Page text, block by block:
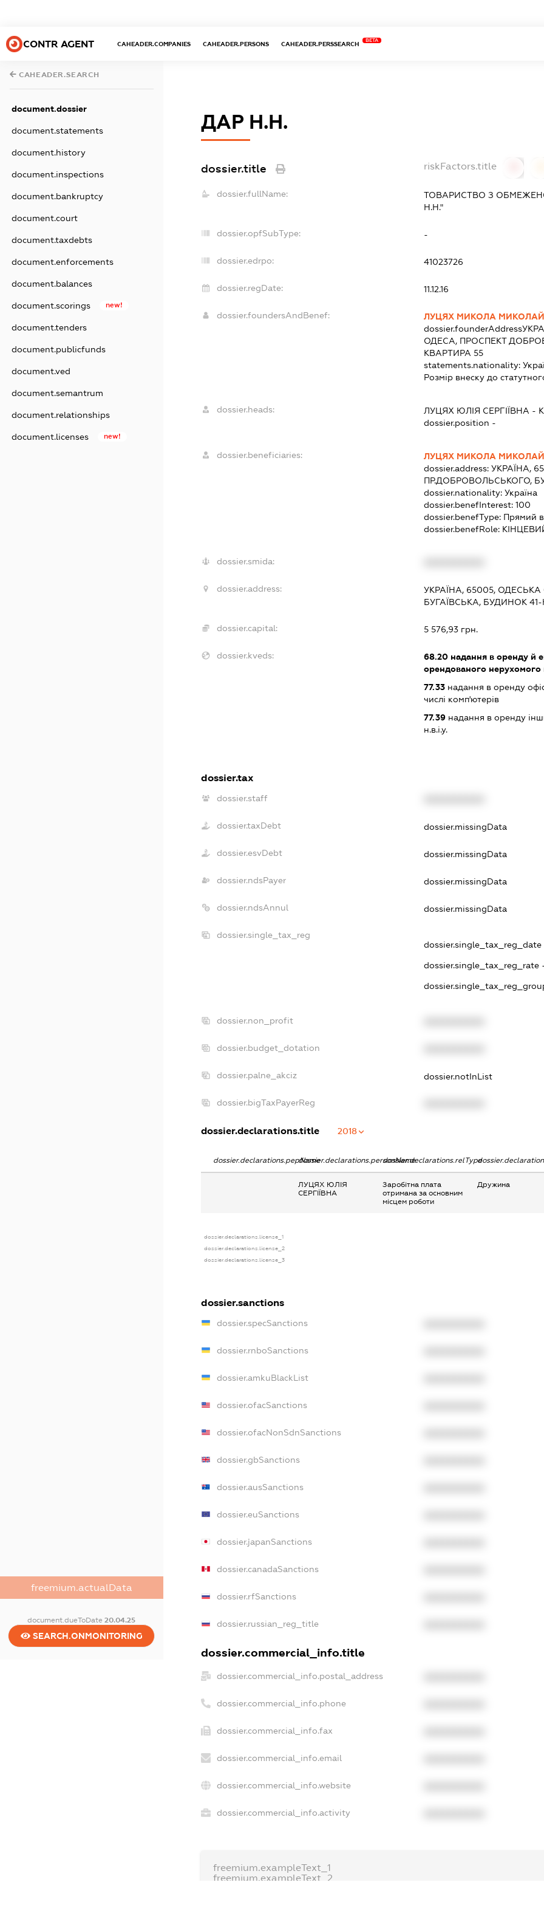
CONTR AGENT CAHEADER.COMPANIES CAHEADER.PERSONS CAHEADER.PERSSEARCH
BETA
CAHEADER.SEARCH
document.dossier
document.statements
document.history
document.inspections
document.bankruptcy
document.court
document.taxdebts
document.enforcements
document.balances
document.scorings new!
document.tenders
document.publicfunds
document.ved
document.semantrum
document.relationships
document.licenses new!
freemium.actualData
document.dueToDate20.04.25
SEARCH.ONMONITORING
ДАР Н.Н.
dossier.title riskFactors.title
dossier.fullName:
ТОВАРИСТВО З
Н.Н."
dossier.opfSubType: -
dossier.edrpo: 41023726
dossier.regDate: 11.12.16
dossier.foundersAndBenef:
ЛУЦЯХ МИКОЛА
dossier.founderAddress
ОДЕСА, ПРОСПЕКТ
КВАРТИРА 55
statements.nationality:
Розмір внеску до
dossier.heads: ЛУЦЯХ ЮЛІЯ СЕРГІЇВНА -
dossier.position -
dossier.beneficiaries:
ЛУЦЯХ МИКОЛА
dossier.address:УКРАЇНА,
ПР.ДОБРОВОЛЬСЬКОГО,
dossier.nationality:Україна
dossier.benefInterest:100
dossier.benefType: Прямий
dossier.benefRole:
dossier.smida:
dossier.address:
УКРАЇНА, 65005,
БУГАЇВСЬКА, БУДИНОК
dossier.capital: 5 576,93 грн.
dossier.kveds: 68.20 надання в оренду й
орендованого нерухомого
77.33 надання в оренду
числі комп'ютерів
77.39 надання в оренду
н.в.і.у.
dossier.tax
dossier.staff
dossier.taxDebt dossier.missingData
dossier.esvDebt dossier.missingData
dossier.ndsPayer dossier.missingData
dossier.ndsAnnul dossier.missingData
dossier.single_tax_reg
dossier.single_tax_reg_date -
dossier.single_tax_reg_rate
dossier.non_profit
dossier.budget_dotation
dossier.palne_akciz dossier.notInList
dossier.bigTaxPayerReg
dossier.declarations.title 2018
dossier.declarations.pepNamedossier.declarations.personNamedossier.declarations.relType
ЛУЦЯХ ЮЛІЯ
СЕРГІЇВНА
Заробітна плата
отримана за основним
місцем роботи
Дружина
dossier.declarations.license_1
dossier.declarations.license_2
dossier.declarations.license_3
dossier.sanctions
dossier.specSanctions
dossier.rnboSanctions
dossier.amkuBlackList
dossier.ofacSanctions
dossier.ofacNonSdnSanctions
dossier.gbSanctions
dossier.ausSanctions
dossier.euSanctions
dossier.japanSanctions
dossier.canadaSanctions
dossier.rfSanctions
dossier.russian_reg_title
dossier.commercial_info.title
dossier.commercial_info.postal_address
dossier.commercial_info.phone
dossier.commercial_info.fax
dossier.commercial_info.email
dossier.commercial_info.website
dossier.commercial_info.activity
freemium.exampleText_1
freemium.exampleText_2